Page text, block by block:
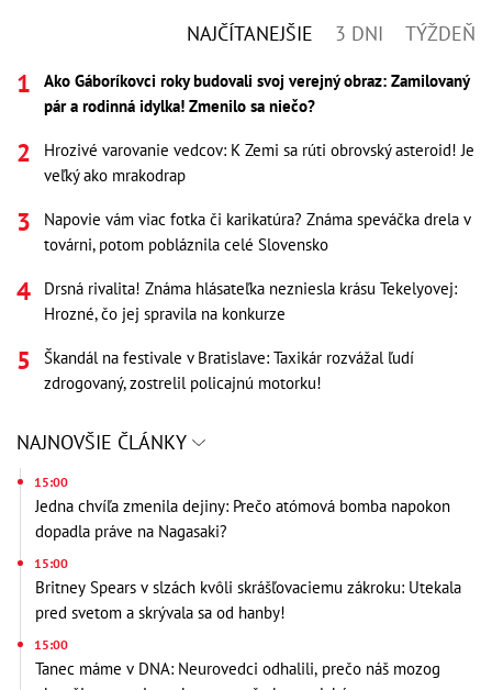
NAJČÍTANEJŠIE 3 DNI TÝŽDEŇ
Ako Gáboríkovci roky budovali svoj verejný obraz: Zamilovaný
pár a rodinná idylka! Zmenilo sa niečo?
Hrozivé varovanie vedcov: K Zemi sa rúti obrovský asteroid! Je
veľký ako mrakodrap
Napovie vám viac fotka či karikatúra? Známa speváčka drela v
továrni, potom pobláznila celé Slovensko
Drsná rivalita! Známa hlásateľka nezniesla krásu Tekelyovej:
Hrozné, čo jej spravila na konkurze
Škandál na festivale v Bratislave: Taxikár rozvážal ľudí
zdrogovaný, zostrelil policajnú motorku!
NAJNOVŠIE ČLÁNKY
15:00
Jedna chvíľa zmenila dejiny: Prečo atómová bomba napokon
dopadla práve na Nagasaki?
15:00
Britney Spears v slzách kvôli skrášľovaciemu zákroku: Utekala
pred svetom a skrývala sa od hanby!
15:00
Tanec máme v DNA: Neurovedci odhalili, prečo náš mozog